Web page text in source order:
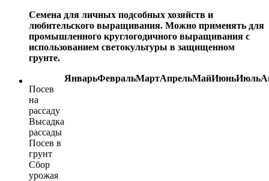
Семена для личных подсобных хозяйств и
любительского выращивания. Можно применять для
промышленного круглогодичного выращивания с
использованием светокультуры в защищенном
грунте.
ЯнварьФевральМартАпрельМайИюньИюль
Посев
на
рассаду
Высадка
рассады
Посев в
грунт
Сбор
урожая